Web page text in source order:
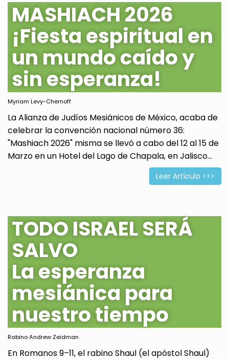
MASHIACH 2026
¡Fiesta espiritual en
un mundo caído y
sin esperanza!
Myriam Levy-Chernoff
La Alianza de Judíos Mesiánicos de México, acaba de
celebrar la convención nacional número 36:
"Mashiach 2026" misma se llevó a cabo del 12 al 15 de
Marzo en un Hotel del Lago de Chapala, en Jalisco...
Leer Artículo >>>
TODO ISRAEL SERÁ
SALVO
La esperanza
mesiánica para
nuestro tiempo
Rabino Andrew Zeidman
En Romanos 9–11, el rabino Shaul (el apóstol Shaul)